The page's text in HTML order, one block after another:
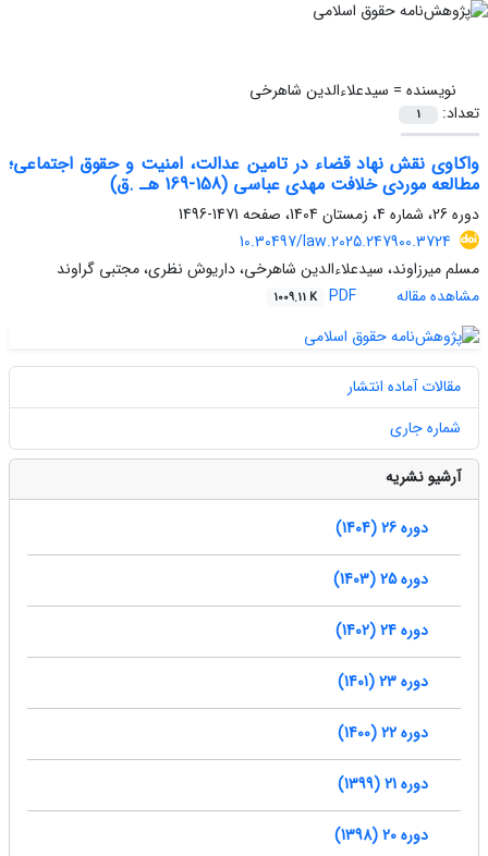
نویسنده = سیدعلاءالدین شاهرخی
تعداد:
واکاوی نقش نهاد قضاء در تامین عدالت، امنیت و حقوق اجتماعی؛
مطالعه موردی خلافت مهدی عباسی (158-169 هـ .ق)
دوره 26، شماره 4، زمستان 1404، صفحه
1471-1496
10.30497/law.2025.247900.3724
مسلم میرزاوند، سیدعلاءالدین شاهرخی، داریوش نظری، مجتبی گراوند
مشاهده مقاله
1009.11 K
مقالات آماده انتشار
شماره جاری
آرشیو نشریه
دوره 26 (1404)
دوره 25 (1403)
دوره 24 (1402)
دوره 23 (1401)
دوره 22 (1400)
دوره 21 (1399)
دوره 20 (1398)